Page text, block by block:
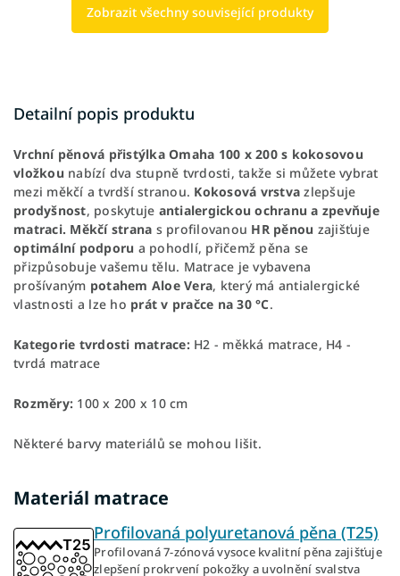
Zobrazit všechny související produkty
Detailní popis produktu
Vrchní pěnová přistýlkaOmaha 100 x 200 s kokosovou
vložkou nabízí dva stupně tvrdosti, takže si můžete vybrat
mezi měkčí a tvrdší stranou. Kokosová vrstva zlepšuje
prodyšnost, poskytuje antialergickou ochranu a zpevňuje
matraci. Měkčí strana s profilovanou HR pěnou zajišťuje
optimální podporu a pohodlí, přičemž pěna se
přizpůsobuje vašemu tělu. Matrace je vybavena
prošívaným potahem Aloe Vera, který má antialergické
vlastnosti a lze ho prát v pračce na 30 °C.
Kategorie tvrdosti matrace:H2 - měkká matrace, H4 -
tvrdá matrace
Rozměry: 100 x 200 x 10 cm
Některé barvy materiálů se mohou lišit.
Materiál matrace
Profilovaná polyuretanová pěna (T25)
Profilovaná 7-zónová vysoce kvalitní pěna zajišťuje
zlepšení prokrvení pokožky a uvolnění svalstva